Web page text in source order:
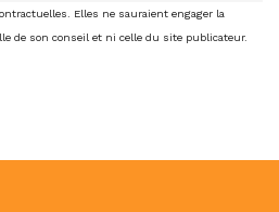
Elles ne sauraient engager la
de son conseil et ni celle du site publicateur.